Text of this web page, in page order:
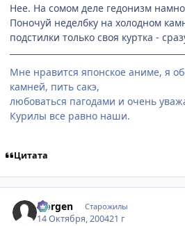
Нее. На сомом деле гедонизм
Поночуй неделбку на холодном
подстилки только своя куртка -
Мне нравится японское аниме, я
камней, пить сакэ,
любоваться пагодами и очень
Курилы все равно наши.
Цитата
Norgen Старожилы
14 Октября, 200421 г